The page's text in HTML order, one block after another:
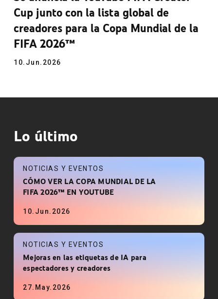
Cup junto con la lista global de
creadores para la Copa Mundial de la
FIFA 2026™
10.Jun.2026
Lo último
NOTICIAS Y EVENTOS
CÓMO VER LA COPA MUNDIAL DE LA
FIFA 2026™ EN YOUTUBE
10.Jun.2026
NOTICIAS Y EVENTOS
Mejoras en las etiquetas de IA para
espectadores y creadores
27.May.2026